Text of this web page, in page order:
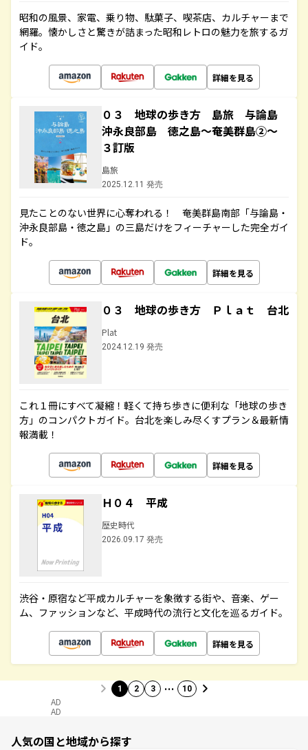
昭和の風景、家電、乗り物、駄菓子、喫茶店、カルチャーまで
網羅。懐かしさと驚きが詰まった昭和レトロの魅力を旅するガ
イド。
詳細を見る
０３ 地球の歩き方 島旅 与論島
沖永良部島 徳之島～奄美群島②～
３訂版
島旅
2025.12.11 発売
見たことのない世界に心奪われる！ 奄美群島南部「与論島・
沖永良部島・徳之島」の三島だけをフィーチャーした完全ガイ
ド。
詳細を見る
０３ 地球の歩き方 Ｐｌａｔ 台北
Plat
2024.12.19 発売
これ１冊にすべて凝縮！軽くて持ち歩きに便利な「地球の歩き
方」のコンパクトガイド。台北を楽しみ尽くすプラン＆最新情
報満載！
詳細を見る
Ｈ０４ 平成
歴史時代
2026.09.17 発売
渋谷・原宿など平成カルチャーを象徴する街や、音楽、ゲー
ム、ファッションなど、平成時代の流行と文化を巡るガイド。
詳細を見る
1 2 3 … 10
AD
AD
人気の国と地域から探す